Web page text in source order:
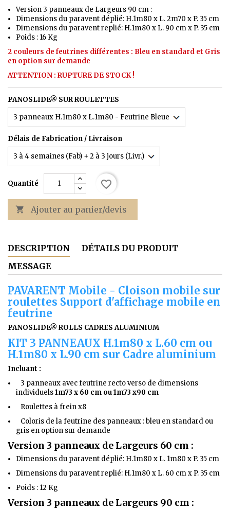
Version 3 panneaux de Largeurs 90 cm :
Dimensions du paravent déplié: H.1m80 x L. 2m70 x P. 35 cm
Dimensions du paravent replié: H.1m80 x L. 90 cm x P. 35 cm
Poids : 16 Kg
2 couleurs de feutrines différentes : Bleu en standard et Gris
en option sur demande
ATTENTION : RUPTURE DE STOCK !
PANOSLIDE® SUR ROULETTES
Délais de Fabrication / Livraison
Quantité
 Ajouter au panier/devis
favorite_border
DESCRIPTION
DÉTAILS DU PRODUIT
MESSAGE
PAVARENT Mobile - Cloison mobile sur
roulettes Support d'affichage mobile en
feutrine
PANOSLIDE® ROLLS CADRES ALUMINIUM
KIT 3 PANNEAUX H.1m80 x L.60 cm ou
H.1m80 x L.90 cm sur Cadre aluminium
Incluant :
3 panneaux avec feutrine recto verso de dimensions
individuels1m73 x 60 cm ou 1m73 x90 cm
Roulettes à frein x8
Coloris de la feutrine des panneaux : bleu en standard ou
gris en option sur demande
Version 3 panneaux de Largeurs 60 cm :
Dimensions du paravent déplié: H.1m80 x L. 1m80 x P. 35 cm
Dimensions du paravent replié: H.1m80 x L. 60 cm x P. 35 cm
Poids : 12 Kg
Version 3 panneaux de Largeurs 90 cm :